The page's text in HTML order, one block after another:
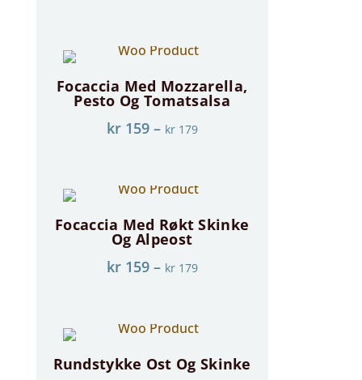
Focaccia Med Mozzarella,
Pesto Og Tomatsalsa
kr159– kr179
Focaccia Med Røkt Skinke
Og Alpeost
kr159– kr179
Rundstykke Ost Og Skinke